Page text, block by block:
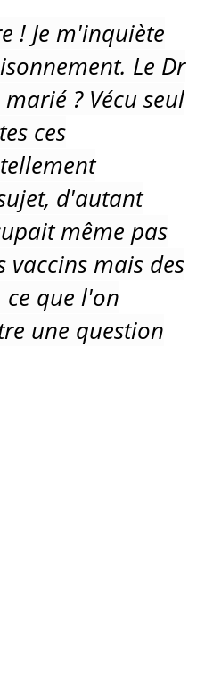
! Je m'inquiète
Le Dr
? Vécu seul
ces
d'autant
même pas
vaccins mais des
que l'on
une question